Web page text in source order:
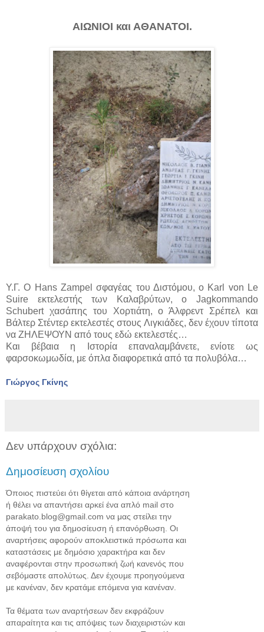
ΑΙΩΝΙΟΙ και ΑΘΑΝΑΤΟΙ.
Υ.Γ. Ο Hans Zampel σφαγέας του Διστόμου, ο Karl von Le
Suire εκτελεστής των Καλαβρύτων, ο Jagkommando
Schubert χασάπης του Χορτιάτη, ο Άλφρεντ Σρέπελ και
Βάλτερ Στέντερ εκτελεστές στους Λιγκιάδες, δεν έχουν τίποτα
να ΖΗΛΕΨΟΥΝ από τους εδώ εκτελεστές…
Και βέβαια η Ιστορία επαναλαμβάνετε, ενίοτε ως
φαρσοκωμωδία, με όπλα διαφορετικά από τα πολυβόλα…
Γιώργος Γκίνης
Δεν υπάρχουν σχόλια:
Δημοσίευση σχολίου
Όποιος πιστεύει ότι θίγεται από κάποια ανάρτηση
ή θέλει να απαντήσει αρκεί ένα απλό mail στο
parakato.blog@gmail.com να μας στείλει την
άποψή του για δημοσίευση ή επανόρθωση. Οι
αναρτήσεις αφορούν αποκλειστικά πρόσωπα και
καταστάσεις με δημόσιο χαρακτήρα και δεν
αναφέρονται στην προσωπική ζωή κανενός που
σεβόμαστε απολύτως. Δεν έχουμε προηγούμενα
με κανέναν, δεν κρατάμε επόμενα για κανέναν.
Τα θέματα των αναρτήσεων δεν εκφράζουν
απαραίτητα και τις απόψεις των διαχειριστών και